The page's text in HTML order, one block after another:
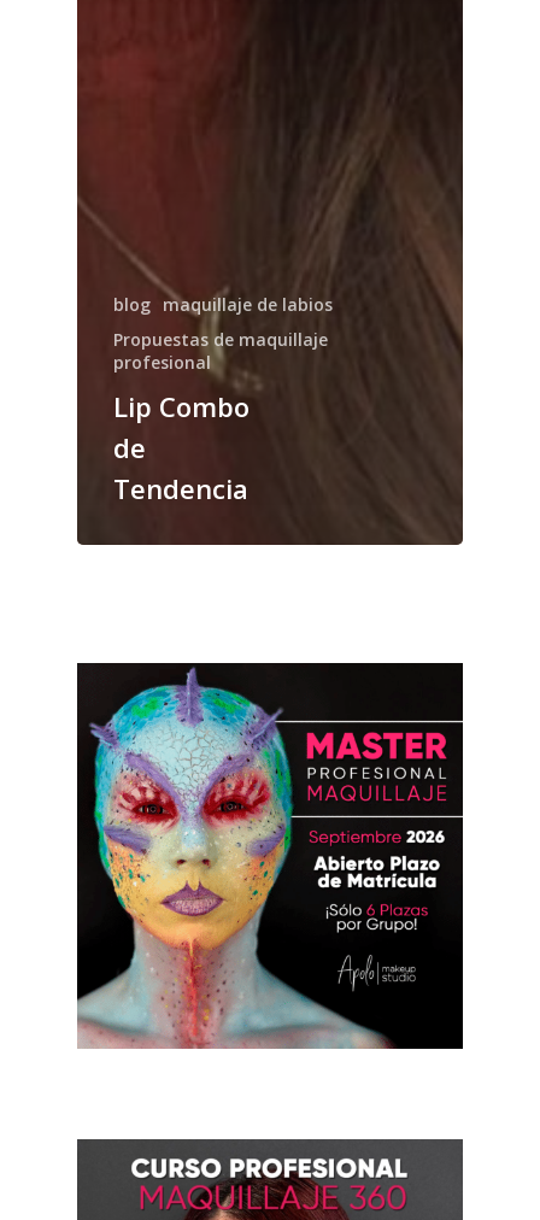
blog maquillaje de labios
Propuestas de maquillaje
profesional
Lip Combo
de
Tendencia